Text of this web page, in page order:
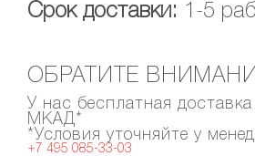
Срок доставки: 1-5
ОБРАТИТЕ
У нас бесплатная доставка
МКАД*
*Условия уточняйте у
+7 495 085-33-03